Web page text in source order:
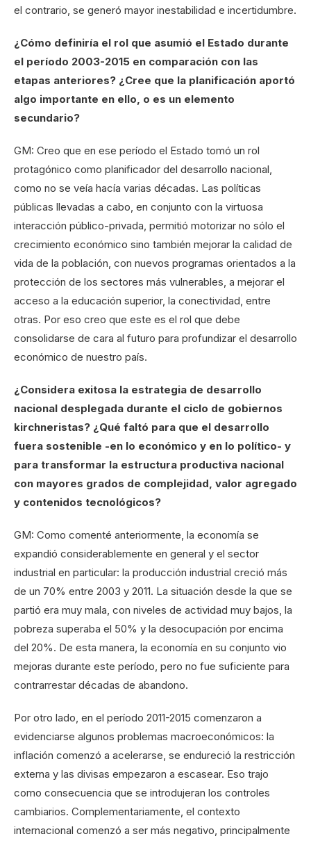
el contrario, se generó mayor inestabilidad e incertidumbre.
¿Cómo definiría el rol que asumió el Estado durante
el período 2003-2015 en comparación con las
etapas anteriores? ¿Cree que la planificación aportó
algo importante en ello, o es un elemento
secundario?
GM: Creo que en ese período el Estado tomó un rol
protagónico como planificador del desarrollo nacional,
como no se veía hacía varias décadas. Las políticas
públicas llevadas a cabo, en conjunto con la virtuosa
interacción público-privada, permitió motorizar no sólo el
crecimiento económico sino también mejorar la calidad de
vida de la población, con nuevos programas orientados a la
protección de los sectores más vulnerables, a mejorar el
acceso a la educación superior, la conectividad, entre
otras. Por eso creo que este es el rol que debe
consolidarse de cara al futuro para profundizar el desarrollo
económico de nuestro país.
¿Considera exitosa la estrategia de desarrollo
nacional desplegada durante el ciclo de gobiernos
kirchneristas? ¿Qué faltó para que el desarrollo
fuera sostenible -en lo económico y en lo político- y
para transformar la estructura productiva nacional
con mayores grados de complejidad, valor agregado
y contenidos tecnológicos?
GM: Como comenté anteriormente, la economía se
expandió considerablemente en general y el sector
industrial en particular: la producción industrial creció más
de un 70% entre 2003 y 2011. La situación desde la que se
partió era muy mala, con niveles de actividad muy bajos, la
pobreza superaba el 50% y la desocupación por encima
del 20%. De esta manera, la economía en su conjunto vio
mejoras durante este período, pero no fue suficiente para
contrarrestar décadas de abandono.
Por otro lado, en el período 2011-2015 comenzaron a
evidenciarse algunos problemas macroeconómicos: la
inflación comenzó a acelerarse, se endureció la restricción
externa y las divisas empezaron a escasear. Eso trajo
como consecuencia que se introdujeran los controles
cambiarios. Complementariamente, el contexto
internacional comenzó a ser más negativo, principalmente